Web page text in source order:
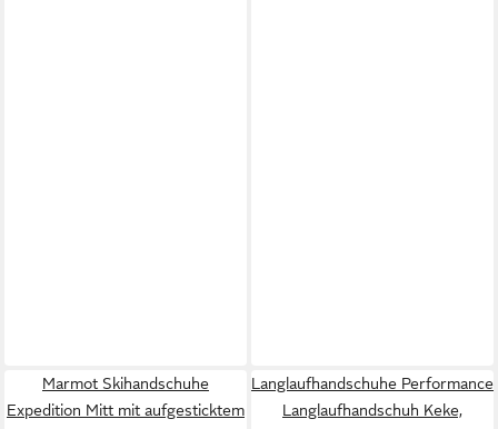
Marmot Skihandschuhe
Expedition Mitt mit aufgesticktem
Langlaufhandschuhe Performance
Langlaufhandschuh Keke,